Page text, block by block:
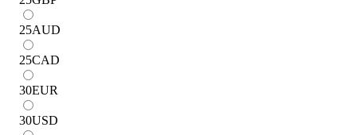
25AUD
25CAD
30EUR
30USD